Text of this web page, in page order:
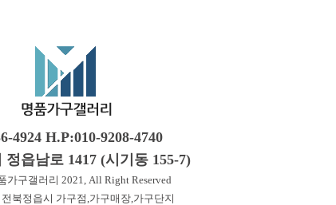
4924 H.P:010-9208-4740
정읍남로 1417 (시기동 155-7)
구갤러리 2021, All Right Reserved
북정읍시 가구점,가구매장,가구단지